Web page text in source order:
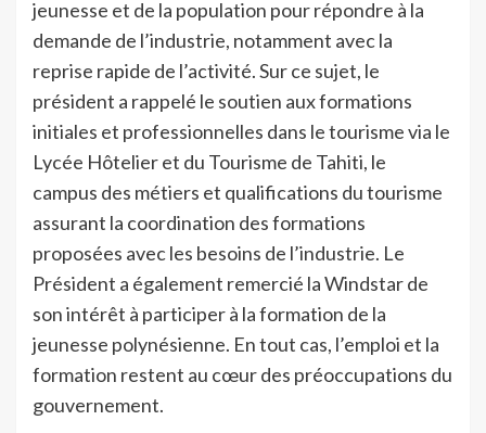
jeunesse et de la population pour répondre à la
demande de l’industrie, notamment avec la
reprise rapide de l’activité. Sur ce sujet, le
président a rappelé le soutien aux formations
initiales et professionnelles dans le tourisme via le
Lycée Hôtelier et du Tourisme de Tahiti, le
campus des métiers et qualifications du tourisme
assurant la coordination des formations
proposées avec les besoins de l’industrie. Le
Président a également remercié la Windstar de
son intérêt à participer à la formation de la
jeunesse polynésienne. En tout cas, l’emploi et la
formation restent au cœur des préoccupations du
gouvernement.